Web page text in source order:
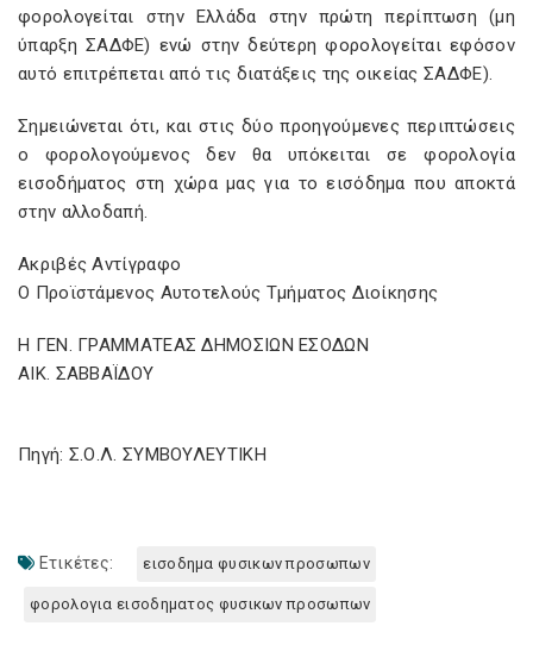
φορολογείται στην Ελλάδα στην πρώτη περίπτωση (μη
ύπαρξη ΣΑΔΦΕ) ενώ στην δεύτερη φορολογείται εφόσον
αυτό επιτρέπεται από τις διατάξεις της οικείας ΣΑΔΦΕ).
Σημειώνεται ότι, και στις δύο προηγούμενες περιπτώσεις
ο φορολογούμενος δεν θα υπόκειται σε φορολογία
εισοδήματος στη χώρα μας για το εισόδημα που αποκτά
στην αλλοδαπή.
Ακριβές Αντίγραφο
Ο Προϊστάμενος Αυτοτελούς Τμήματος Διοίκησης
Η ΓΕΝ. ΓΡΑΜΜΑΤΕΑΣ ΔΗΜΟΣΙΩΝ ΕΣΟΔΩΝ
ΑΙΚ. ΣΑΒΒΑΪΔΟΥ
Πηγή: Σ.Ο.Λ. ΣΥΜΒΟΥΛΕΥΤΙΚΗ
Ετικέτες: εισοδημα φυσικων προσωπων
φορολογια εισοδηματος φυσικων προσωπων